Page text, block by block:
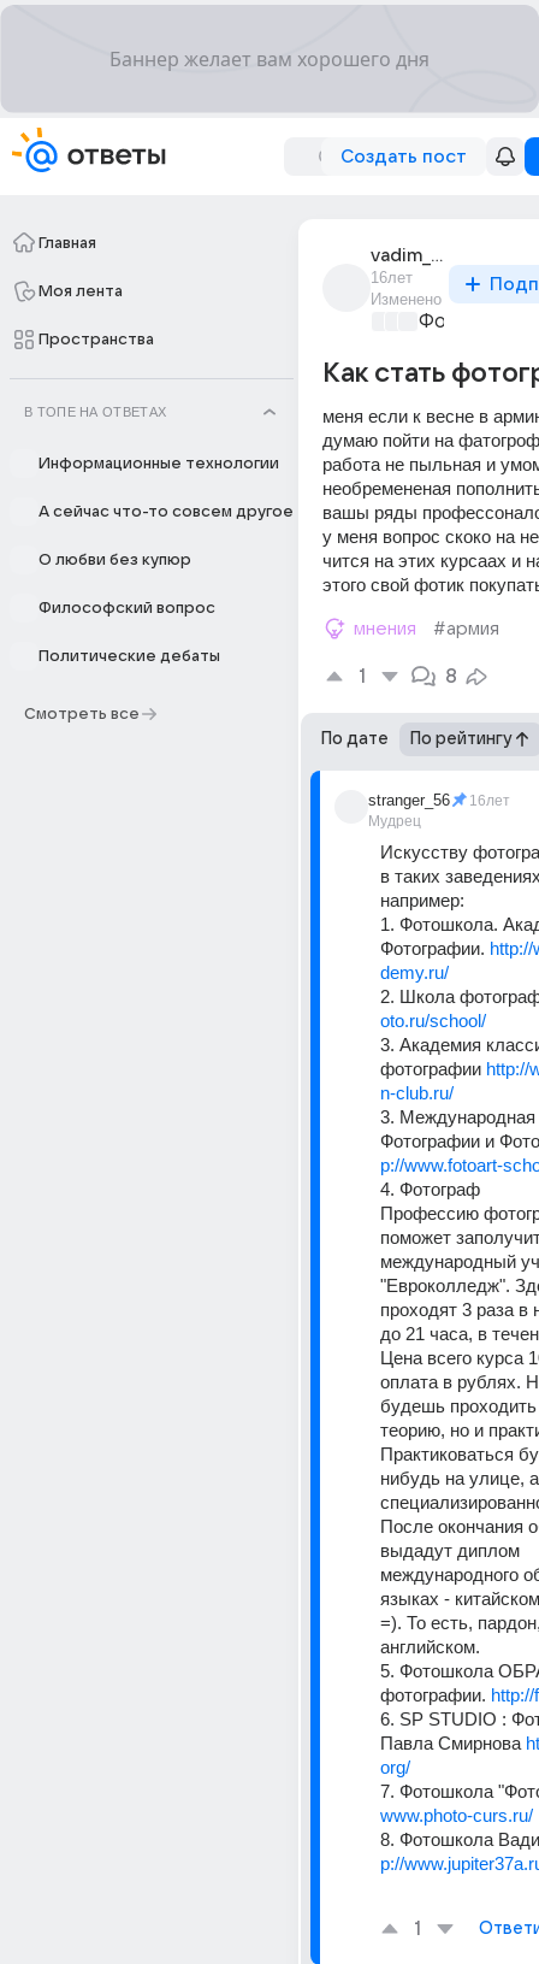
Создать пост
Главная
Моя лента
Пространства
В ТОПЕ НА ОТВЕТАХ
Информационные технологии
А сейчас что-то совсем другое
О любви без купюр
Философский вопрос
Политические дебаты
Смотреть все
vadim_lugovoi_5
16лет
Изменено
Фото,
Как стать
меня если к весне в
думаю пойти на
работа не пыльная и
необремененая
вашы ряды
у меня вопрос скоко на
чится на этих курсаах и
этого свой фотик
мнения #армия
1 8
По дате По рейтингу
stranger_56
Мудрец
16лет
Искусству
в таких
например:
1. Фотошкола.
Фотографии. http://
demy.ru/
2. Школа
oto.ru/school/
3. Академия
фотографии http://
n-club.ru/
3.
Фотографии и
p://www.fotoart-
4. Фотограф
Профессию
поможет
международный
"Евроколледж".
проходят 3 раза в
до 21 часа, в
Цена всего курса
оплата в рублях.
будешь проходить
теорию, но и
Практиковаться
нибудь на улице,
После окончания
выдадут диплом
международного
языках -
=). То есть,
английском.
5. Фотошкола
фотографии.
6. SP STUDIO :
Павла Смирнова
org/
7. Фотошкола
www.photo-curs.ru/
8. Фотошкола
p://
1